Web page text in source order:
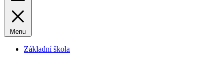
Menu
Základní škola